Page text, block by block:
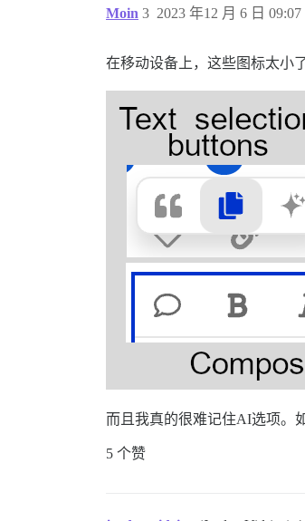
Moin 2023 年12 月 6 日 09:07
3
在移动设备上，这些图标太小
而且我真的很难记住AI选项。
5 个赞